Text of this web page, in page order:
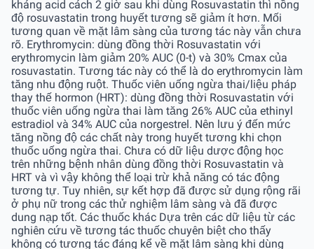
kháng acid cách 2 giờ sau khi dùng Rosuvastatin thì nồng
độ rosuvastatin trong huyết tương sẽ giảm ít hơn. Mối
tương quan về mặt lâm sàng của tương tác này vẫn chưa
rõ. Erythromycin: dùng đồng thời Rosuvastatin với
erythromycin làm giảm 20% AUC (0-t) và 30% Cmax của
rosuvastatin. Tương tác này có thể là do erythromycin làm
tăng nhu động ruột. Thuốc viên uống ngừa thai/liệu pháp
thay thế hormon (HRT): dùng đồng thời Rosuvastatin với
thuốc viên uống ngừa thai làm tăng 26% AUC của ethinyl
estradiol và 34% AUC của norgestrel. Nên lưu ý đến mức
tăng nồng độ các chất này trong huyết tương khi chọn
thuốc uống ngừa thai. Chưa có dữ liệu dược động học
trên những bệnh nhân dùng đồng thời Rosuvastatin và
HRT và vì vậy không thể loại trừ khả năng có tác động
tương tự. Tuy nhiên, sự kết hợp đã được sử dụng rộng rãi
ở phụ nữ trong các thử nghiệm lâm sàng và đã được
dung nạp tốt. Các thuốc khác Dựa trên các dữ liệu từ các
nghiên cứu về tương tác thuốc chuyên biệt cho thấy
không có tương tác đáng kể về mặt lâm sàng khi dùng